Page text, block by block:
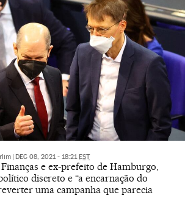
DEC 08, 2021 - 18:21 EST
e ex-prefeito de Hamburgo,
discreto e “a encarnação do
uma campanha que parecia